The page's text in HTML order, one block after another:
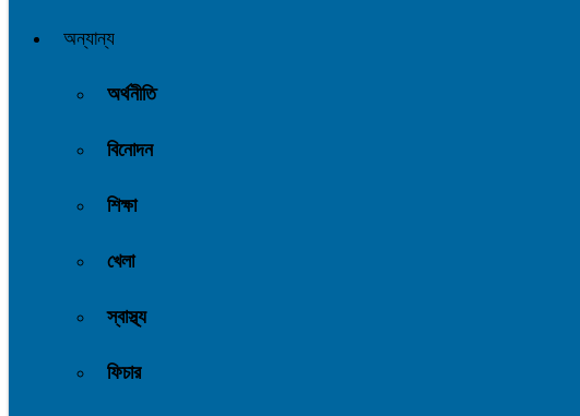
অন্যান্য
অর্থনীতি
বিনোদন
শিক্ষা
খেলা
স্বাস্থ্য
ফিচার